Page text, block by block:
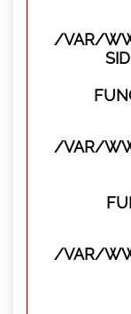
/VAR/
/VAR/
/VAR/